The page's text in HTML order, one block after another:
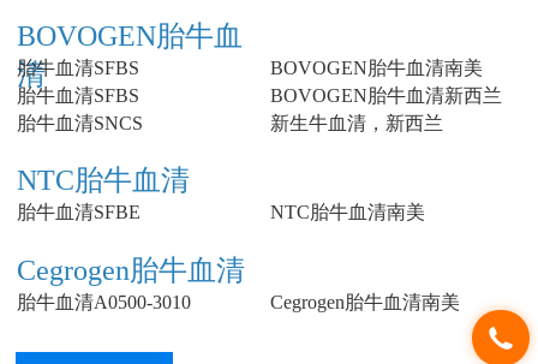
BOVOGEN胎牛血
清
胎牛血清SFBS
BOVOGEN胎牛血清南美
胎牛血清SFBS
BOVOGEN胎牛血清新西兰
胎牛血清SNCS
新生牛血清，新西兰
NTC胎牛血清
胎牛血清SFBE NTC胎牛血清南美
Cegrogen胎牛血清
胎牛血清A0500-3010 Cegrogen胎牛血清南美